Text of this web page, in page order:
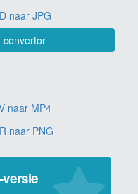
naar JPG
convertor
naar MP4
naar PNG